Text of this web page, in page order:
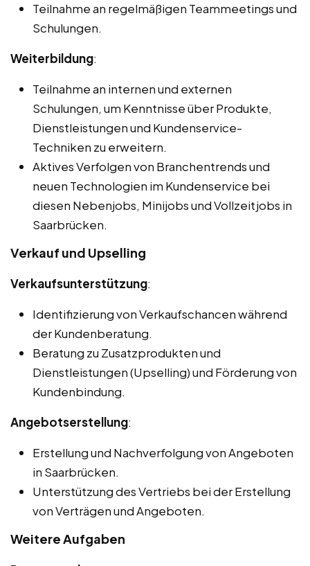
Teilnahme an regelmäßigen Teammeetings und
Schulungen.
Weiterbildung:
Teilnahme an internen und externen
Schulungen, um Kenntnisse über Produkte,
Dienstleistungen und Kundenservice-
Techniken zu erweitern.
Aktives Verfolgen von Branchentrends und
neuen Technologien im Kundenservice bei
diesen Nebenjobs, Minijobs und Vollzeitjobs in
Saarbrücken.
Verkauf und Upselling
Verkaufsunterstützung:
Identifizierung von Verkaufschancen während
der Kundenberatung.
Beratung zu Zusatzprodukten und
Dienstleistungen (Upselling) und Förderung von
Kundenbindung.
Angebotserstellung:
Erstellung und Nachverfolgung von Angeboten
in Saarbrücken.
Unterstützung des Vertriebs bei der Erstellung
von Verträgen und Angeboten.
Weitere Aufgaben